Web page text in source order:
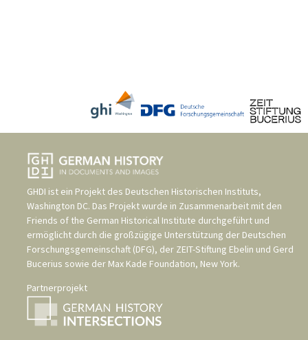
GHDI ist ein Projekt des Deutschen Historischen Instituts,
Washington DC. Das Projekt wurde in Zusammenarbeit mit den
Friends of the German Historical Institute durchgeführt und
ermöglicht durch die großzügige Unterstützung der Deutschen
Forschungsgemeinschaft (DFG), der ZEIT-Stiftung Ebelin und Gerd
Bucerius sowie der Max Kade Foundation, New York.
Partnerprojekt